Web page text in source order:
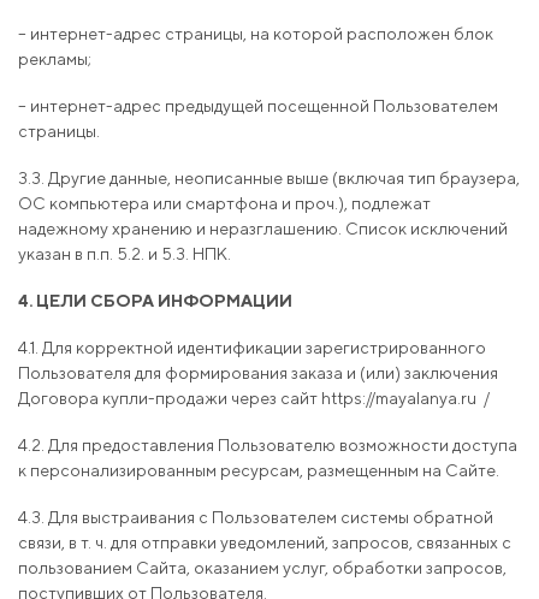
– интернет-адрес страницы, на которой расположен блок
рекламы;
– интернет-адрес предыдущей посещенной Пользователем
страницы.
3.3. Другие данные, неописанные выше (включая тип браузера,
ОС компьютера или смартфона и проч.), подлежат
надежному хранению и неразглашению. Список исключений
указан в п.п. 5.2. и 5.3. НПК.
4. ЦЕЛИ СБОРА ИНФОРМАЦИИ
4.1. Для корректной идентификации зарегистрированного
Пользователя для формирования заказа и (или) заключения
Договора купли-продажи через сайт https://mayalanya.ru /
4.2. Для предоставления Пользователю возможности доступа
к персонализированным ресурсам, размещенным на Сайте.
4.3. Для выстраивания с Пользователем системы обратной
связи, в т. ч. для отправки уведомлений, запросов, связанных с
пользованием Сайта, оказанием услуг, обработки запросов,
поступивших от Пользователя.